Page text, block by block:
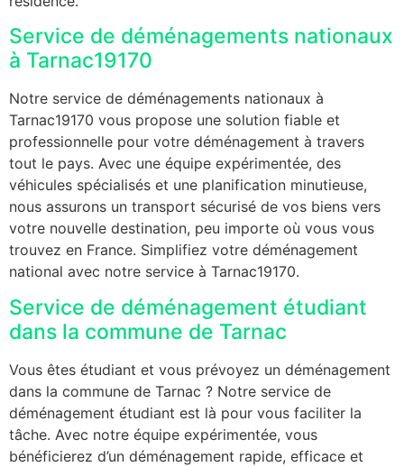
Service de déménagements nationaux
à Tarnac19170
Notre service de déménagements nationaux à
Tarnac19170 vous propose une solution fiable et
professionnelle pour votre déménagement à travers
tout le pays. Avec une équipe expérimentée, des
véhicules spécialisés et une planification minutieuse,
nous assurons un transport sécurisé de vos biens vers
votre nouvelle destination, peu importe où vous vous
trouvez en France. Simplifiez votre déménagement
national avec notre service à Tarnac19170.
Service de déménagement étudiant
dans la commune de Tarnac
Vous êtes étudiant et vous prévoyez un déménagement
dans la commune de Tarnac ? Notre service de
déménagement étudiant est là pour vous faciliter la
tâche. Avec notre équipe expérimentée, vous
bénéficierez d’un déménagement rapide, efficace et